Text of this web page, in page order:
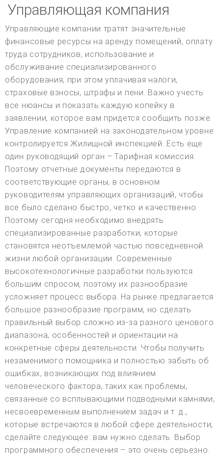
Управляющая компания
Управляющие компании тратят значительные
финансовые ресурсы на аренду помещений, оплату
труда сотрудников, использование и
обслуживание специализированного
оборудования, при этом уплачивая налоги,
страховые взносы, штрафы и пени. Важно учесть
все нюансы и показать каждую копейку в
заявлении, которое вам придется сообщить позже.
Управление компанией на законодательном уровне
контролируется Жилищной инспекцией. Есть еще
один руководящий орган – Тарифная комиссия.
Поэтому отчетные документы передаются в
соответствующие органы, в основном
руководителям управляющих организаций, чтобы
все было сделано быстро, четко и качественно.
Поэтому сегодня необходимо внедрять
специализированные разработки, которые
становятся неотъемлемой частью повседневной
жизни любой организации. Современные
высокотехнологичные разработки пользуются
большим спросом, поэтому их разнообразие
усложняет процесс выбора. На рынке предлагается
большое разнообразие программ, но сделать
правильный выбор сложно из-за разного ценового
диапазона, особенностей и ориентации на
конкретные сферы деятельности. Чтобы получить
незаменимого помощника и полностью забыть об
ошибках, возникающих под влиянием
человеческого фактора, таких как проблемы,
связанные со всплывающими подводными камнями,
несвоевременным выполнением задач и т. д.,
которые встречаются в любой сфере деятельности,
сделайте следующее: вам нужно сделать. Выбор
программного обеспечения – это очень серьезно.